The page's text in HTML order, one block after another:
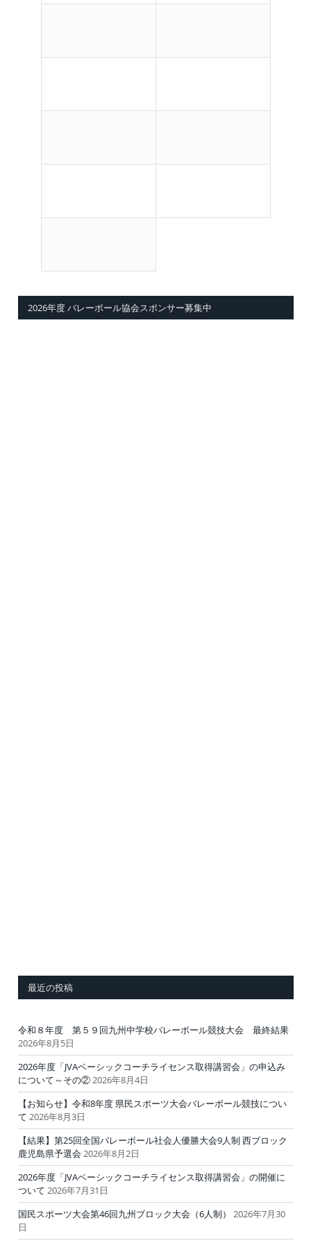
2026年度 バレーボール協会スポンサー募集中
最近の投稿
令和８年度 第５９回九州中学校バレーボール競技大会 最終結果
2026年8月5日
2026年度「JVAベーシックコーチライセンス取得講習会」の申込み
について～その②2026年8月4日
【お知らせ】令和8年度 県民スポーツ大会バレーボール競技につい
て 2026年8月3日
【結果】第25回全国バレーボール社会人優勝大会9人制 西ブロック
鹿児島県予選会 2026年8月2日
2026年度「JVAベーシックコーチライセンス取得講習会」の開催に
ついて 2026年7月31日
国民スポーツ大会第46回九州ブロック大会（6人制）
2026年7月30
日